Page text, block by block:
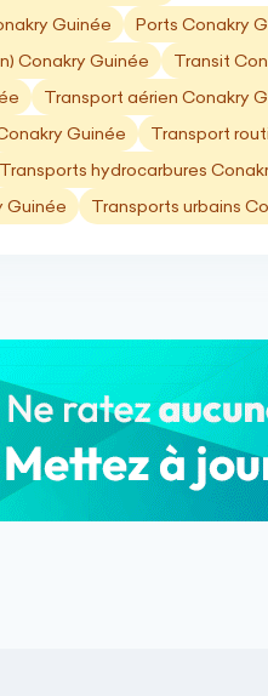
Guinée
Ports Conakry
Conakry Guinée
Transit
Transport aérien Conakry
Guinée
Transport
Transports hydrocarbures
Guinée
Transports urbains